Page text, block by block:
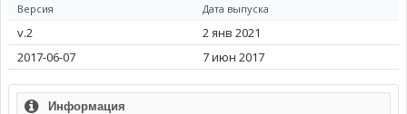
Версия Дата выпуска
v.2
2 янв 2021
2017-06-07
7 июн 2017
Информация